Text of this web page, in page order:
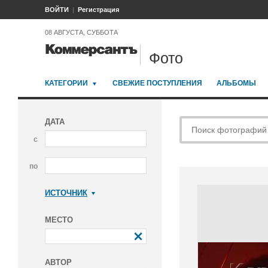
ВОЙТИ Регистрация
08 АВГУСТА, СУББОТА
Фото
КАТЕГОРИИ СВЕЖИЕ ПОСТУПЛЕНИЯ АЛЬБОМЫ
ДАТА
с
по
ИСТОЧНИК
МЕСТО
АВТОР